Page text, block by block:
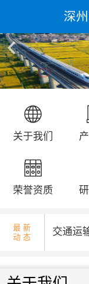
深
关于我们
荣誉资质
最 新
动 态
国庆升
省发改
交通运
滑板》